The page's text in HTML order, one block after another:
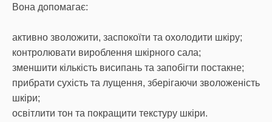
Вона допомагає:
активно зволожити, заспокоїти та охолодити шкіру;
контролювати вироблення шкірного сала;
зменшити кількість висипань та запобігти постакне;
прибрати сухість та лущення, зберігаючи зволоженість
шкіри;
освітлити тон та покращити текстуру шкіри.